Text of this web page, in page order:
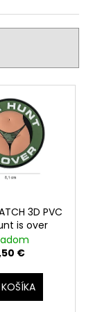
3D PVC
is over
€